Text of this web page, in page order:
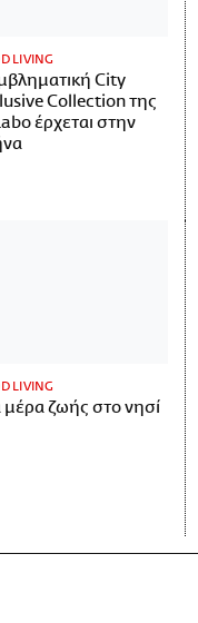
LIVING
City
Collection της
έρχεται στην
LIVING
μέρα ζωής στο νησί